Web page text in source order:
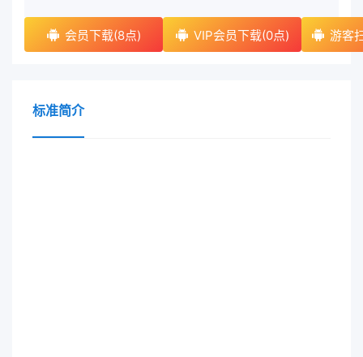
会员下载(8点) VIP会员下载(0点) 游客
标准简介